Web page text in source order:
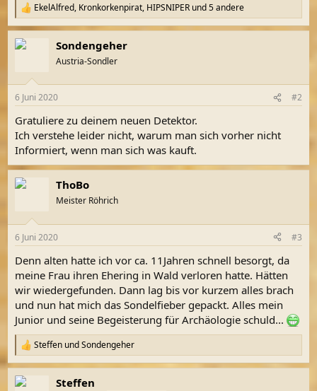
R
e
a
k
e
:
EkelAlfred, Kronkorkenpirat, HIPSNIPER und 5 andere
Sondengeher
Austria-Sondler
6 Juni 2020 #2
Gratuliere zu deinem neuen Detektor.
Ich verstehe leider nicht, warum man sich vorher nicht
Informiert, wenn man sich was kauft.
ThoBo
Meister Röhrich
6 Juni 2020 #3
Denn alten hatte ich vor ca. 11Jahren schnell besorgt, da
meine Frau ihren Ehering in Wald verloren hatte. Hätten
wir wiedergefunden. Dann lag bis vor kurzem alles brach
und nun hat mich das Sondelfieber gepackt. Alles mein
Junior und seine Begeisterung für Archäologie schuld...
R
e
a
k
Steffen undSondengeher
Steffen